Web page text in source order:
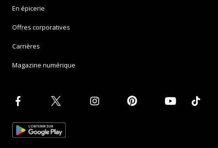
En épicerie
Offres corporatives
Carrières
Magazine numérique